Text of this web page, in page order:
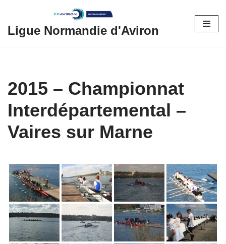
Aller
Ligue Normandie d'Aviron
2015 – Championnat
Interdépartemental –
Vaires sur Marne